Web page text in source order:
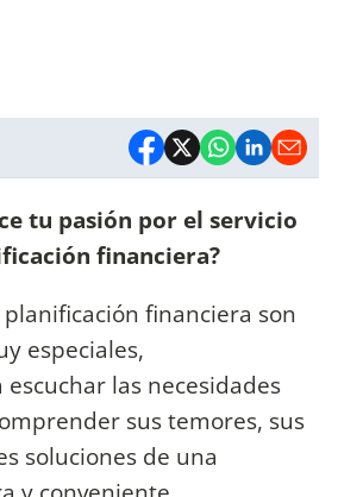
tu pasión por el servicio
financiera?
planificación financiera son
especiales,
las necesidades
sus temores, sus
soluciones de una